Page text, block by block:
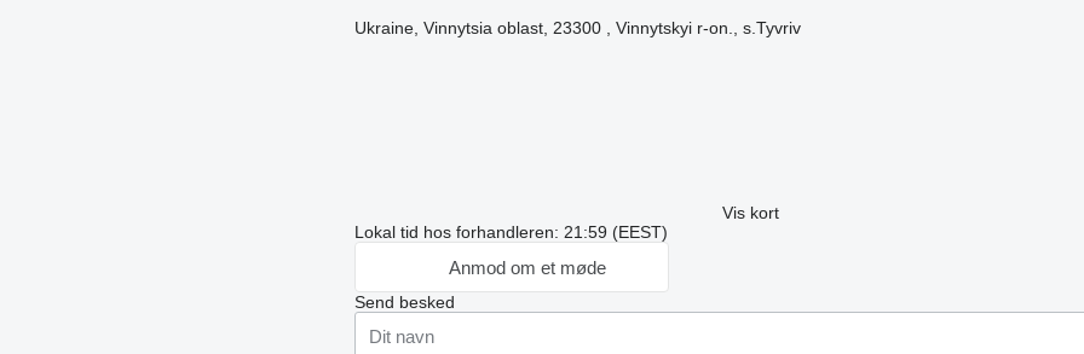
Ukraine, Vinnytsia oblast, 23300 , Vinnytskyi r-on., s.Tyvriv
Vis kort
Lokal tid hos forhandleren: 21:59 (EEST)
Anmod om et møde
Send besked